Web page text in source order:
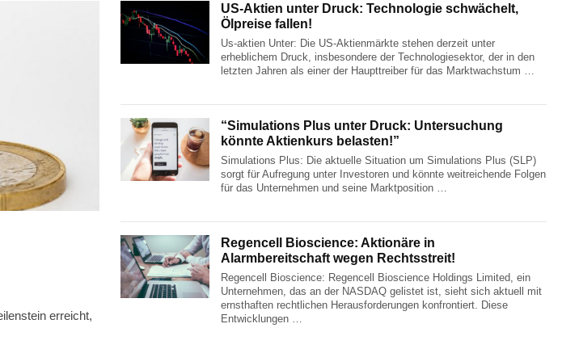
erreicht,
US-Aktien unter Druck: Technologie schwächelt,
Ölpreise fallen!
Us-aktien Unter: Die US-Aktienmärkte stehen derzeit unter
erheblichem Druck, insbesondere der Technologiesektor, der in den
letzten Jahren als einer der Haupttreiber für das Marktwachstum …
“Simulations Plus unter Druck: Untersuchung
könnte Aktienkurs belasten!”
Simulations Plus: Die aktuelle Situation um Simulations Plus (SLP)
sorgt für Aufregung unter Investoren und könnte weitreichende Folgen
für das Unternehmen und seine Marktposition …
Regencell Bioscience: Aktionäre in
Alarmbereitschaft wegen Rechtsstreit!
Regencell Bioscience: Regencell Bioscience Holdings Limited, ein
Unternehmen, das an der NASDAQ gelistet ist, sieht sich aktuell mit
ernsthaften rechtlichen Herausforderungen konfrontiert. Diese
Entwicklungen …